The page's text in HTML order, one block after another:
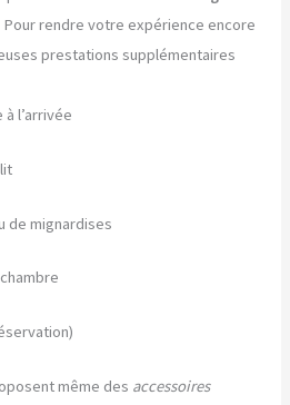
rendre votre expérience encore
prestations supplémentaires
l’arrivée
de mignardises
même des accessoires